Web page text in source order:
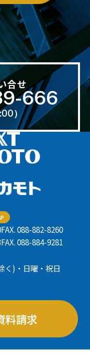
合せ
666
）
FAX. 088-882-8260
FAX. 088-884-9281
く)・日曜・祝日
料請求